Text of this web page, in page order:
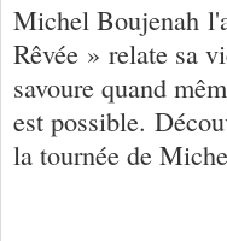
Michel Boujenah
Rêvée » relate sa
savoure quand
est possible.
la tournée de